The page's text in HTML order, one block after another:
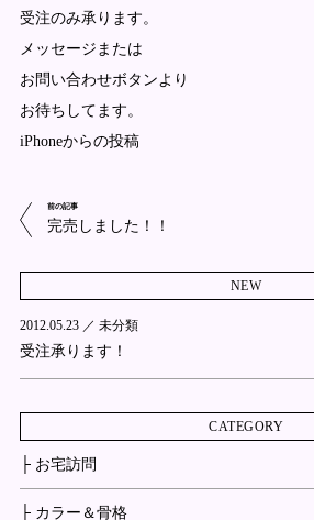
受注のみ承ります。
メッセージまたは
お問い合わせボタンより
お待ちしてます。
iPhoneからの投稿
前の記事
完売しました！！
NEW
2012.05.23 ／ 未分類
受注承ります！
CATEGORY
├ お宅訪問
├ カラー＆骨格